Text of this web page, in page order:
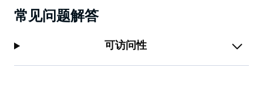
常见问题解答
可访问性